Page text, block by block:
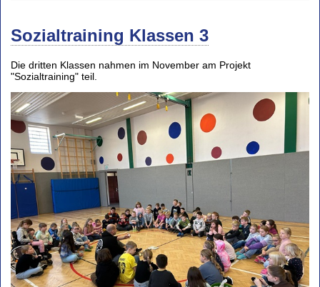
Sozialtraining Klassen 3
Die dritten Klassen nahmen im November am Projekt
"Sozialtraining" teil.